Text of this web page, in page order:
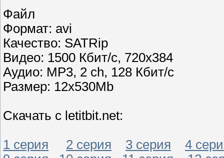
Файл
Формат: avi
Качество: SATRip
Видео: 1500 Кбит/с, 720x384
Аудио: MP3, 2 ch, 128 Кбит/с
Размер: 12х530Mb
Скачать с letitbit.net:
1 серия 2 серия 3 серия
4